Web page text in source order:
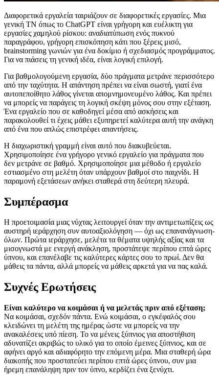
Διαφορετικά εργαλεία ταιριάζουν σε διαφορετικές εργασίες. Μια
γενική ΤΝ όπως το ChatGPT είναι γρήγορη και ευέλικτη για
εργασίες χαμηλού ρίσκου: αναδιατύπωση ενός πυκνού
παραγράφου, γρήγορη επισκόπηση κάτι που ξέρεις μισό,
brainstorming γωνιών για ένα δοκίμιο ή σχεδιασμός προγράμματος.
Για να πιάσεις τη γενική ιδέα, είναι λογική επιλογή.
Για βαθμολογούμενη εργασία, δύο πράγματα μετράνε περισσότερο
από την ταχύτητα. Η απάντηση πρέπει να είναι σωστή, γιατί ένα
αυτοπεποίθητο λάθος γίνεται απομνημονευμένο λάθος. Και πρέπει
να μπορείς να παράγεις τη λογική σκέψη μόνος σου στην εξέταση.
Ένα εργαλείο που σε καθοδηγεί μέσα από ασκήσεις και
παρακολουθεί τι έχεις μάθει εξυπηρετεί καλύτερα αυτή την ανάγκη
από ένα που απλώς επιστρέφει απαντήσεις.
Η διαχωριστική γραμμή είναι αυτό που διακυβεύεται.
Χρησιμοποίησε ένα γρήγορο γενικό εργαλείο για πράγματα που
δεν μετράνε σε βαθμό. Χρησιμοποίησε μια μέθοδο ή εργαλείο
εστιασμένο στη μελέτη όταν υπάρχουν βαθμοί στο παιχνίδι. Η
παραμονή εξετάσεων ανήκει σταθερά στη δεύτερη πλευρά.
Συμπέρασμα
Η προετοιμασία μιας νύχτας λειτουργεί όταν την αντιμετωπίζεις ως
αυστηρή ιεράρχηση συν αυτοαξιολόγηση — όχι ως επανανάγνωση-
όλων. Πρώτα ιεράρχησε, μελέτα τα θέματα υψηλής αξίας και τα
μισογνωστά με ενεργή ανάκληση, προστάτεψε περίπου επτά ώρες
ύπνου, και επανέλαβε τις καλύτερες κάρτες σου το πρωί. Δεν θα
μάθεις τα πάντα, αλλά μπορείς να μάθεις αρκετά για να πας καλά.
Συχνές Ερωτήσεις
Είναι καλύτερο να κοιμάσαι ή να μελετάς πριν από εξέταση;
Να κοιμάσαι, σχεδόν πάντα. Ενώ κοιμάσαι, ο εγκέφαλός σου
κλειδώνει τη μελέτη της ημέρας ώστε να μπορείς να την
ανακαλέσεις υπό πίεση. Το να μένεις ξύπνιος για αποστήθιση
αδυνατίζει ακριβώς το υλικό για το οποίο έμεινες ξύπνιος, και σε
αφήνει αργό και αδιαφόρητο την επόμενη μέρα. Μια σταθερή ώρα
διακοπής που προστατεύει περίπου επτά ώρες ύπνου, συν μια
ήρεμη επανάληψη πριν τον ύπνο, κερδίζει ένα ξενύχτι.